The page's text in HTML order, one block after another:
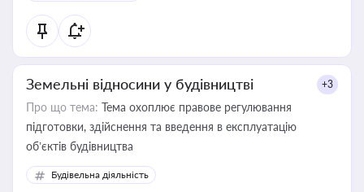
Земельні відносини у будівництві +3
Про що тема: Тема охоплює правове регулювання
підготовки, здійснення та введення в експлуатацію
об’єктів будівництва
Будівельна діяльність